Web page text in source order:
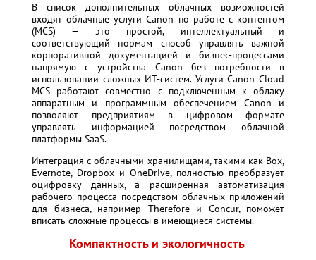
В список дополнительных облачных возможностей
входят облачные услуги Canon по работе с контентом
(MCS) — это простой, интеллектуальный и
соответствующий нормам способ управлять важной
корпоративной документацией и бизнес-процессами
напрямую с устройства Canon без потребности в
использовании сложных ИТ-систем. Услуги Canon Cloud
MCS работают совместно с подключенным к облаку
аппаратным и программным обеспечением Canon и
позволяют предприятиям в цифровом формате
управлять информацией посредством облачной
платформы SaaS.
Интеграция с облачными хранилищами, такими как Box,
Evernote, Dropbox и OneDrive, полностью преобразует
оцифровку данных, а расширенная автоматизация
рабочего процесса посредством облачных приложений
для бизнеса, например Therefore и Concur, поможет
вписать сложные процессы в имеющиеся системы.
Компактность и экологичность